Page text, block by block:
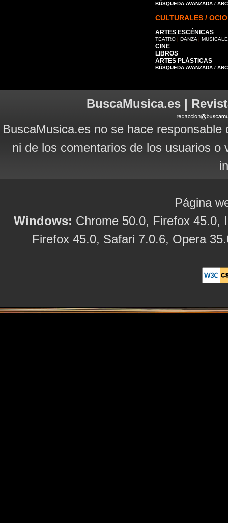
BÚSQUEDA AVANZADA /
CULTURALES / OCIO
ARTES ESCÉNICAS
TEATRO | DANZA |
CINE
LIBROS
ARTES PLÁSTICAS
BÚSQUEDA AVANZADA /
BuscaMusica.es |
BuscaMusica.es no se hace
ni de los comentarios de los usuarios
Página
Windows: Chrome 50.0, Firefox 45.0,
Firefox 45.0, Safari 7.0.6, Opera